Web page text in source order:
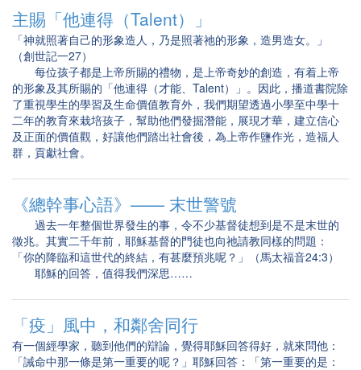
主賜「他連得（Talent）」
「神就照著自己的形象造人，乃是照著祂的形象，造男造女。」
（創世記一27）
每位孩子都是上帝所賜的禮物，是上帝奇妙的創造，有着上帝
的形象及其所賜的「他連得（才能、Talent）」。因此，播道書院除
了重視學生的學習及生命價值教育外，我們期望透過小學至中學十
二年的教育來栽培孩子，幫助他們發掘潛能，展現才華，建立信心
及正面的價值觀，好讓他們踏出社會後，為上帝作鹽作光，造福人
群，貢獻社會。
《總幹事心語》—— 末世警號
過去一年整個世界發生的事，令不少基督徒想到是不是末世的
徵兆。其實二千年前，耶穌基督的門徒也向祂請教同樣的問題：
「你的降臨和這世代的終結，有甚麼預兆呢？」（馬太福音24:3）
耶穌的回答，值得我們深思……
「疫」風中，和鄰舍同行
有一個經學家，聽到他們的辯論，覺得耶穌回答得好，就來問他：
「誡命中那一條是第一重要的呢？」耶穌回答：「第一重要的是：